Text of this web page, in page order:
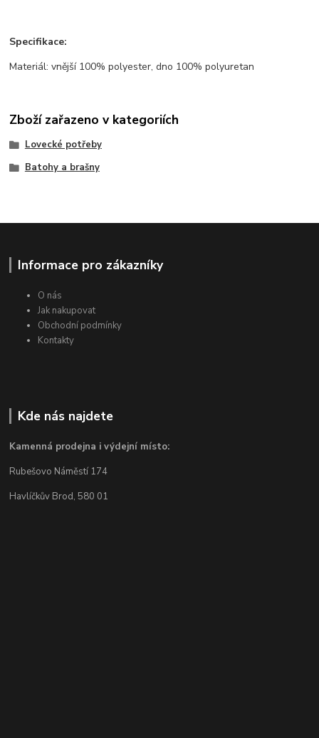
Specifikace:
Materiál: vnější 100% polyester, dno 100% polyuretan
Zboží zařazeno v kategoriích
Lovecké potřeby
Batohy a brašny
Informace pro zákazníky
O nás
Jak nakupovat
Obchodní podmínky
Kontakty
Kde nás najdete
Kamenná prodejna i výdejní místo:
Rubešovo Náměstí 174
Havlíčkův Brod, 580 01